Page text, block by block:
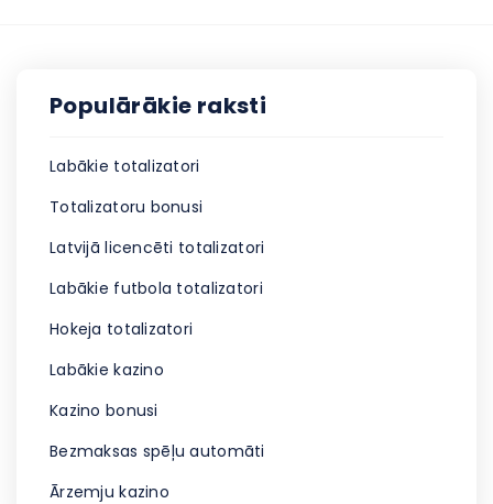
Populārākie raksti
Labākie totalizatori
Totalizatoru bonusi
Latvijā licencēti totalizatori
Labākie futbola totalizatori
Hokeja totalizatori
Labākie kazino
Kazino bonusi
Bezmaksas spēļu automāti
Ārzemju kazino